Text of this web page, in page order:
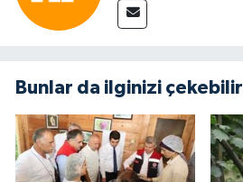
Bunlar da ilginizi çekebilir